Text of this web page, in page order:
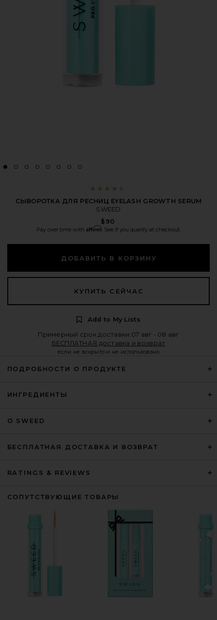
СЫВОРОТКА ДЛЯ РЕСНИЦ EYELASH GROWTH SERUM
SWEED
$90
Pay over time with Affirm . See if you qualify at checkout.
ДОБАВИТЬ В КОРЗИНУ
КУПИТЬ СЕЙЧАС
Add to My Lists
Примерный срок доставки:07 авг - 08 авг
БЕСПЛАТНАЯ доставка и возврат
если не вскрыто и не использовано
ПОДРОБНОСТИ О ПРОДУКТЕ
ИНГРЕДИЕНТЫ
О SWEED
БЕСПЛАТНАЯ ДОСТАВКА И ВОЗВРАТ
RATINGS & REVIEWS
СОПУТСТВУЮЩИЕ ТОВАРЫ